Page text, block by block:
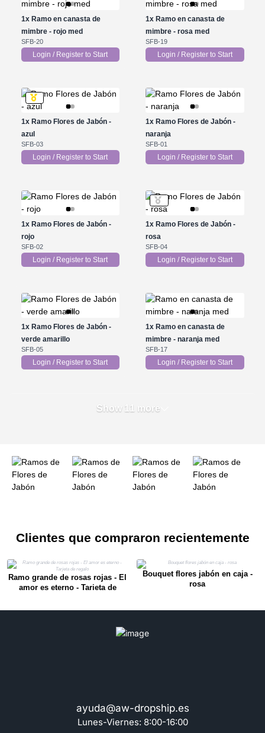
1xRamo en canasta de
mimbre - rojo med
SFB-20
Login / Register to Start
1x Ramo en canasta de
mimbre - rosa med
SFB-19
Login / Register to Start
1xRamo Flores de Jabón -
azul
SFB-03
Login / Register to Start
1x Ramo Flores de Jabón -
naranja
SFB-01
Login / Register to Start
1xRamo Flores de Jabón -
rojo
SFB-02
Login / Register to Start
1x Ramo Flores de Jabón -
rosa
SFB-04
Login / Register to Start
1xRamo Flores de Jabón -
verde amarillo
SFB-05
Login / Register to Start
1x Ramo en canasta de
mimbre - naranja med
SFB-17
Login / Register to Start
Show 11 more
Clientes que compraron recientemente
Ramo grande de rosas rojas - El
amor es eterno - Tarjeta de
Bouquet flores jabón en caja -
rosa
ayuda@aw-dropship.es
Lunes-Viernes: 8:00-16:00